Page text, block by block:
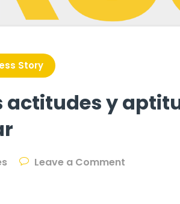
Story
actitudes y
Leave a Comment